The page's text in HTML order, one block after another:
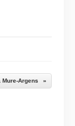
Argens